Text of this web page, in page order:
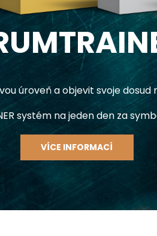
úroveň a objevit svoje dosud
systém na jeden den za
VÍCE INFORMACÍ